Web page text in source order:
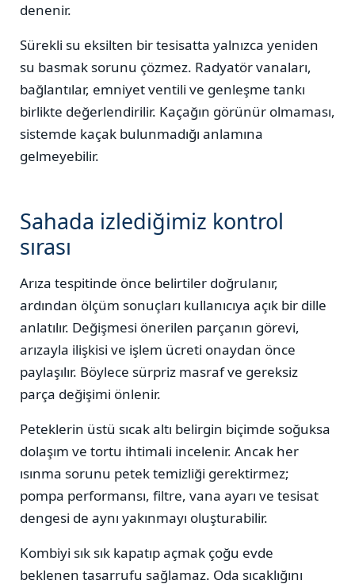
denenir.
Sürekli su eksilten bir tesisatta yalnızca yeniden
su basmak sorunu çözmez. Radyatör vanaları,
bağlantılar, emniyet ventili ve genleşme tankı
birlikte değerlendirilir. Kaçağın görünür olmaması,
sistemde kaçak bulunmadığı anlamına
gelmeyebilir.
Sahada izlediğimiz kontrol
sırası
Arıza tespitinde önce belirtiler doğrulanır,
ardından ölçüm sonuçları kullanıcıya açık bir dille
anlatılır. Değişmesi önerilen parçanın görevi,
arızayla ilişkisi ve işlem ücreti onaydan önce
paylaşılır. Böylece sürpriz masraf ve gereksiz
parça değişimi önlenir.
Peteklerin üstü sıcak altı belirgin biçimde soğuksa
dolaşım ve tortu ihtimali incelenir. Ancak her
ısınma sorunu petek temizliği gerektirmez;
pompa performansı, filtre, vana ayarı ve tesisat
dengesi de aynı yakınmayı oluşturabilir.
Kombiyi sık sık kapatıp açmak çoğu evde
beklenen tasarrufu sağlamaz. Oda sıcaklığını